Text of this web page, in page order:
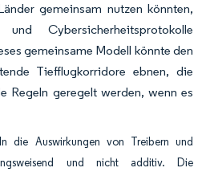
gemeinsam nutzen könnten,
Cybersicherheitsprotokolle
gemeinsame Modell könnte den
Tiefflugkorridore ebnen, die
Regeln geregelt werden, wenn es
die Auswirkungen von Treibern und
und nicht additiv. Die